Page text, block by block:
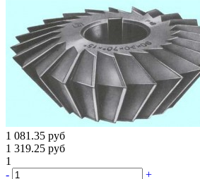
1 081.35 руб
1 319.25 руб
1
-
+